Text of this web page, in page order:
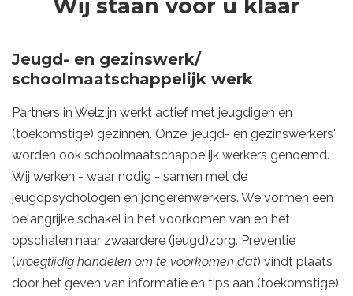
Wij staan voor u klaar
Jeugd- en gezinswerk/
schoolmaatschappelijk werk
Partners in Welzijn werkt actief met jeugdigen en
(toekomstige) gezinnen. Onze 'jeugd- en gezinswerkers'
worden ook schoolmaatschappelijk werkers genoemd.
Wij werken - waar nodig - samen met de
jeugdpsychologen en jongerenwerkers. We vormen een
belangrijke schakel in het voorkomen van en het
opschalen naar zwaardere (jeugd)zorg. Preventie
(vroegtijdig handelen om te voorkomen dat) vindt plaats
door het geven van informatie en tips aan (toekomstige)